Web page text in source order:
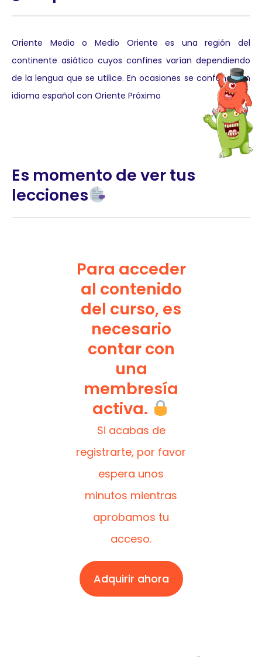
Oriente Medio o Medio Oriente es una región del
continente asiático cuyos confines varían dependiendo
de la lengua que se utilice. En ocasiones se confunde en
idioma español con Oriente Próximo
Es momento de ver tus
lecciones
Para acceder
al contenido
del curso, es
necesario
contar con
una
membresía
activa.
Si acabas de
registrarte, por favor
espera unos
minutos mientras
aprobamos tu
acceso.
Adquirir ahora